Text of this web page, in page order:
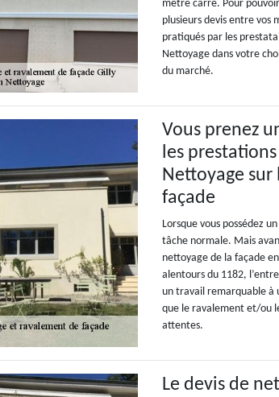
mètre carré. Pour
plusieurs devis entre vos
pratiqués par les
Nettoyage dans votre
du marché.
Vous prenez
les prestations
Nettoyage
façade
Lorsque vous possédez
tâche normale. Mais
nettoyage de la façade
alentours du 1182,
un travail remarquable à
que le ravalement et/ou
attentes.
Le devis de